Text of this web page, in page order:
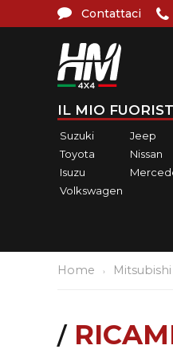
Contattaci
IL MIO
Suzuki Jeep
Toyota
Nissan
Isuzu
Volkswagen
Home Mitsubishi